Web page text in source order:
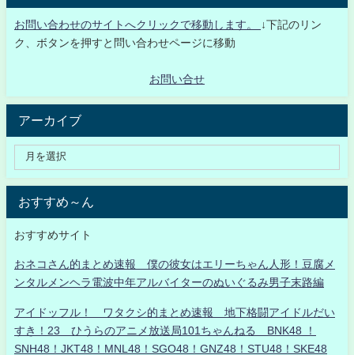
お問い合わせのサイトへクリックで移動します。
↓下記のリン
ク、ボタンを押すと問い合わせページに移動
お問い合せ
アーカイブ
おすすめ～ん
おすすめサイト
おネコさん的まとめ速報 僕の彼女はエリーちゃん人形！豆腐メ
ンタルメンヘラ電波中年アルバイターのぬいぐるみ男子末路編
アイドッフル！ ワタクシ的まとめ速報 地下格闘アイドルだい
すき！23 ひうらのアニメ放送局101ちゃんねる BNK48 ！
SNH48！JKT48！MNL48！SGO48！GNZ48！STU48！SKE48